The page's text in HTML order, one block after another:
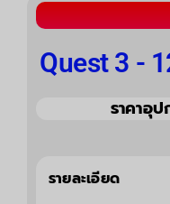
Quest 3 -
ราคาอุ
รายละเอียด